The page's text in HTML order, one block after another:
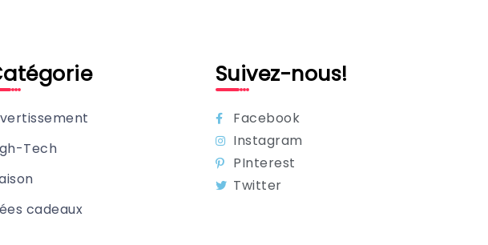
Tech
cadeaux
Suivez-nous!
Facebook
Instagram
PInterest
Twitter